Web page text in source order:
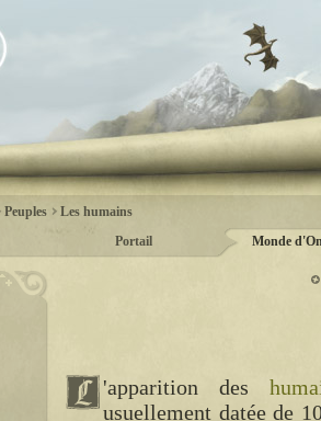
Peuples
Les humains
Portail
Monde
'apparition des
usuellement datée de